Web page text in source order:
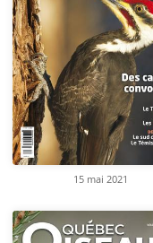
15 mai 2021